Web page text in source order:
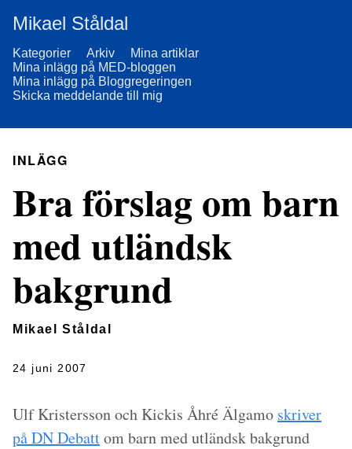
Mikael Ståldal
Kategorier Arkiv
Mina artiklar
Mina inlägg på MED-bloggen
Mina inlägg på Bloggregeringen
Skicka meddelande till mig
INLÄGG
Bra förslag om barn
med utländsk
bakgrund
Mikael Ståldal
24 juni 2007
Ulf Kristersson och Kickis Åhré Älgamo skriver
på DN Debattom barn med utländsk bakgrund